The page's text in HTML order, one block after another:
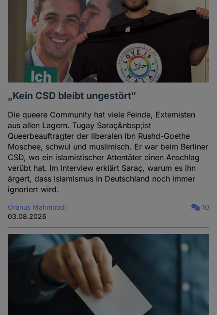
„Kein CSD bleibt ungestört“
Die queere Community hat viele Feinde, Extemisten
aus allen Lagern. Tugay Saraç&nbsp;ist
Queerbeauftragter der liberalen Ibn Rushd-Goethe
Moschee, schwul und muslimisch. Er war beim Berliner
CSD, wo ein islamistischer Attentäter einen Anschlag
verübt hat. Im Interview erklärt Saraç, warum es ihn
ärgert, dass Islamismus in Deutschland noch immer
ignoriert wird.
Oranus Mahmoodi
03.08.2026
10